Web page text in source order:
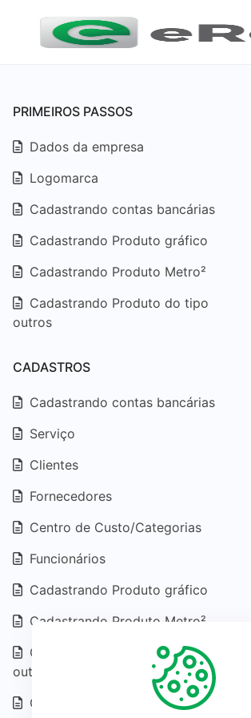
PRIMEIROS PASSOS
Dados da empresa
Logomarca
Cadastrando contas bancárias
Cadastrando Produto gráfico
Cadastrando Produto Metro²
Cadastrando Produto do tipo
outros
CADASTROS
Cadastrando contas bancárias
Serviço
Clientes
Fornecedores
Centro de Custo/Categorias
Funcionários
Cadastrando Produto gráfico
Cadastrando Produto Metro²
Cadastrando Produto do tipo
outros
Cadastrando uma variação